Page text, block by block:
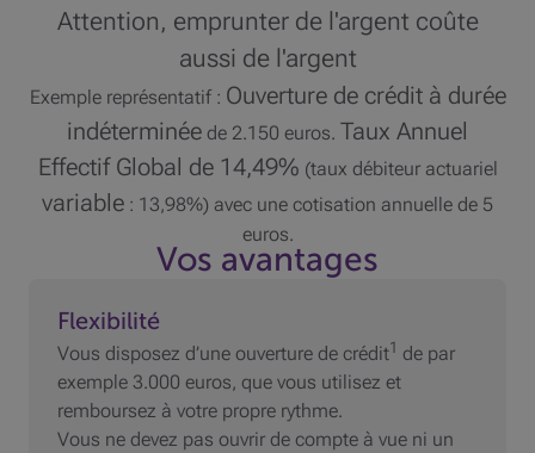
Attention, emprunter de l'argent coûte
aussi de l'argent
Exemple représentatif : Ouverture de crédit à durée
indéterminée de 2.150 euros. Taux Annuel
Effectif Global de 14,49% (taux débiteur actuariel
variable : 13,98%) avec une cotisation annuelle de 5
euros.
Vos avantages
Flexibilité
Vous disposez d’une ouverture de crédit1 de par
exemple 3.000 euros, que vous utilisez et
remboursez à votre propre rythme.
Vous ne devez pas ouvrir de compte à vue ni un